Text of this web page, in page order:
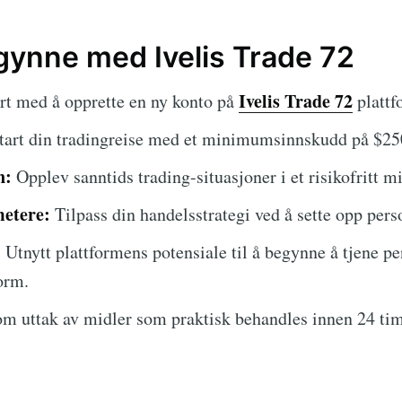
med Ivelis Trade 72
med å opprette en ny konto påIvelis Trade 72
din tradingreise med et minimumsinnskudd på
Opplev sanntids trading-situasjoner i et risikofritt
Tilpass din handelsstrategi ved å sette opp
Utnytt plattformens potensiale til å begynne å tjene
uttak av midler som praktisk behandles innen 24